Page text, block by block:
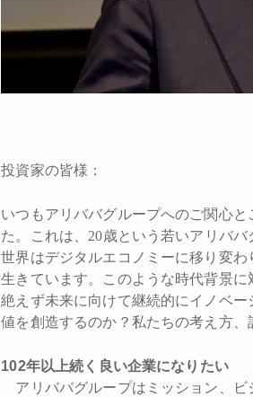
投資家の皆様：
いつもアリババグループへのご関心
た。これは、20歳という若いアリババ
世界はデジタルエコノミーに移り変
生きています。このような時代背景
絶えず未来に向けて継続的にイノベ
値を創造するのか？私たちの考え方、
102年以上続く良い企業になりたい
アリババグループはミッション、ビ